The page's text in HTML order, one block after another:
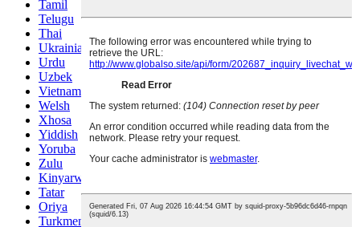
Tamil
Telugu
Thai
Ukrainian
Urdu
Uzbek
Vietnamese
Welsh
Xhosa
Yiddish
Yoruba
Zulu
Kinyarwanda
Tatar
Oriya
Turkmen